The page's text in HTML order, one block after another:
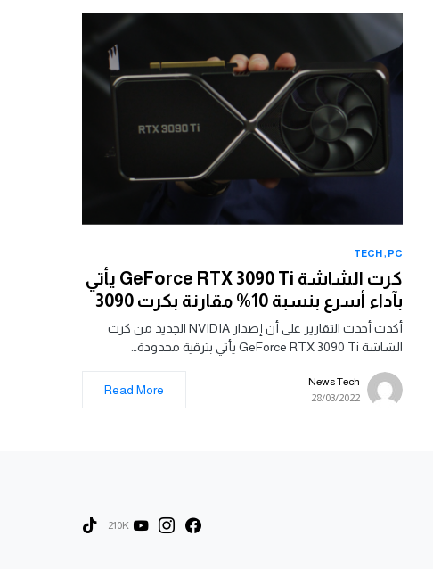
PC
TECH
كرت الشاشة GeForce RTX 3090 Ti يأتي
بآداء أسرع بنسبة 10% مقارنة بكرت 3090
أكدت أحدث التقارير على أن إصدار NVIDIA الجديد من كرت
الشاشة GeForce RTX 3090 Ti يأتي بترقية محدودة…
News Tech
28/03/2022
Read More
210K